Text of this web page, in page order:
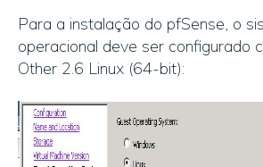
Para a instalação do pfSense, o
operacional deve ser configurado
Other 2.6 Linux (64-bit):